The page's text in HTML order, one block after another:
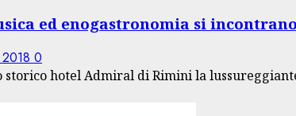
ed enogastronomia si
0
hotel Admiral di Rimini la